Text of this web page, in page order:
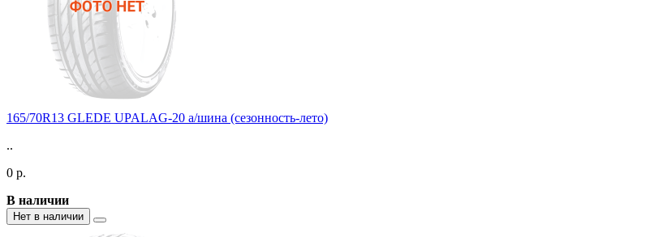
165/70R13 GLEDE UPALAG-20 а/шина (сезонность-лето)
..
0 р.
В наличии
Нет в наличии